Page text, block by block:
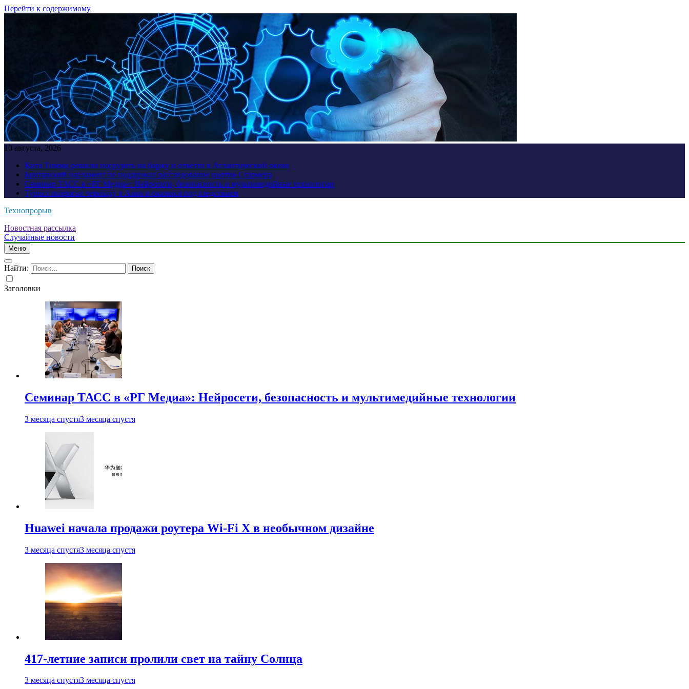
Перейти к содержимому
10 августа, 2026
Кита Тимми решили погрузить на баржу и отвезти в Атлантический океан
Британский парламент не поддержал расследование против Стармера
Семинар ТАСС в «РГ Медиа»: Нейросети, безопасность и мультимедийные технологии
Турист потрогал черепаху в Азии и оказался под следствием
Технопрорыв
Новостная рассылка
Случайные новости
Меню
Найти:
Заголовки
Семинар ТАСС в «РГ Медиа»: Нейросети, безопасность и мультимедийные технологии
3 месяца спустя3 месяца спустя
Huawei начала продажи роутера Wi-Fi X в необычном дизайне
3 месяца спустя3 месяца спустя
417-летние записи пролили свет на тайну Солнца
3 месяца спустя3 месяца спустя